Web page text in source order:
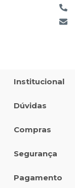
Institucional
Dúvidas
Compras
Segurança
Pagamento